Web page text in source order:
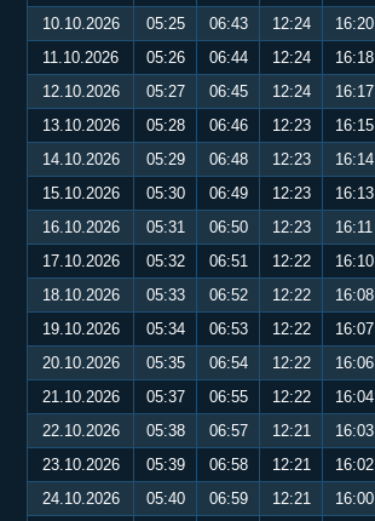
10.10.2026
05:25 06:43 12:24 16:20
11.10.2026
05:26 06:44 12:24 16:18
12.10.2026
05:27 06:45 12:24 16:17
13.10.2026
05:28 06:46 12:23 16:15
14.10.2026
05:29 06:48 12:23 16:14
15.10.2026
05:30 06:49 12:23 16:13
16.10.2026
05:31 06:50 12:23 16:11
17.10.2026
05:32 06:51 12:22 16:10
18.10.2026
05:33 06:52 12:22 16:08
19.10.2026
05:34 06:53 12:22 16:07
20.10.2026
05:35 06:54 12:22 16:06
21.10.2026
05:37 06:55 12:22 16:04
22.10.2026
05:38 06:57 12:21 16:03
23.10.2026
05:39 06:58 12:21 16:02
24.10.2026
05:40 06:59 12:21 16:00